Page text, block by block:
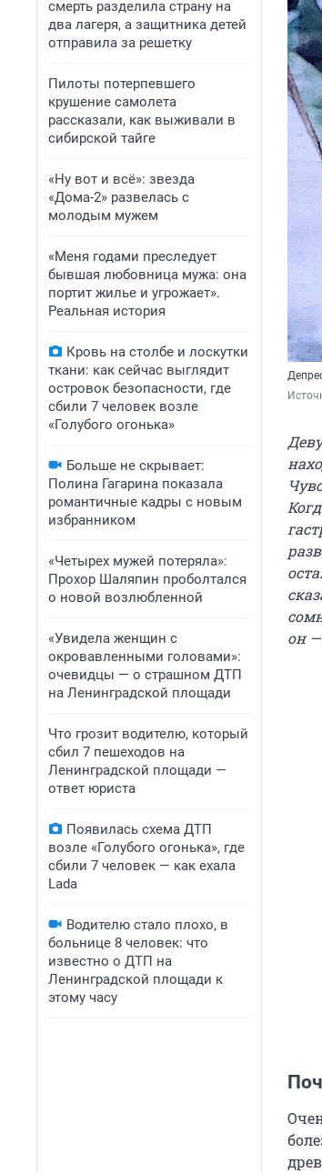
смерть разделила страну на
два лагеря, а защитника детей
отправила за решетку
Пилоты потерпевшего
крушение самолета
рассказали, как выживали в
сибирской тайге
«Ну вот и всё»: звезда
«Дома-2» развелась с
молодым мужем
«Меня годами преследует
бывшая любовница мужа: она
портит жилье и угрожает».
Реальная история
Кровь на столбе и лоскутки
ткани: как сейчас выглядит
островок безопасности, где
сбили 7 человек возле
«Голубого огонька»
Больше не скрывает:
Полина Гагарина показала
романтичные кадры с новым
избранником
«Четырех мужей потеряла»:
Прохор Шаляпин проболтался
о новой возлюбленной
«Увидела женщин с
окровавленными головами»:
очевидцы — о страшном ДТП
на Ленинградской площади
Что грозит водителю, который
сбил 7 пешеходов на
Ленинградской площади —
ответ юриста
Появилась схема ДТП
возле «Голубого огонька», где
сбили 7 человек — как ехала
Lada
Водителю стало плохо, в
больнице 8 человек: что
известно о ДТП на
Ленинградской площади к
этому часу
он